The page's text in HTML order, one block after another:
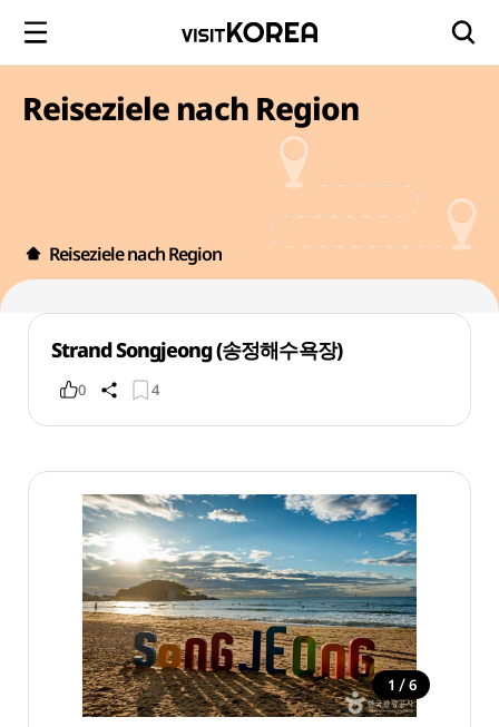
Reiseziele nach Region
Reiseziele nach Region
Strand Songjeong (송정해수욕장)
0 4
1 / 6